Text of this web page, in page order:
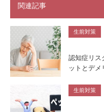
関連記事
生前対策
認知症リス
ットとデメ
生前対策